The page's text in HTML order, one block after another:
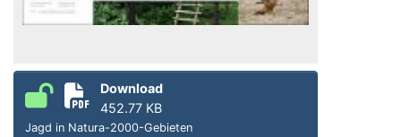
Download
452.77 KB
Jagd in Natura-2000-Gebieten